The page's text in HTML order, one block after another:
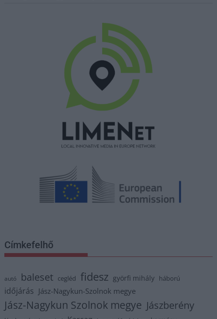
Címkefelhő
autó baleset cegléd fidesz györfi mihály háború
időjárás Jász-Nagykun-Szolnok megye
Jász-Nagykun Szolnok megye Jászberény